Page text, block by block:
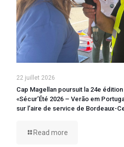
22 juillet 2026
Cap Magellan poursuit la 24e
«Sécur’Été 2026 – Verão em
sur l’aire de service de Bordeaux-
Read more